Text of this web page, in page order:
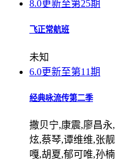
8.0更新至第25期
飞正常航班
未知
6.0更新至第11期
经典咏流传第二季
撒贝宁,康震,廖昌
炫,蔡琴,谭维维,张
嘎,胡夏,郁可唯,孙